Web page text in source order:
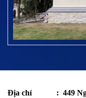
Địa chỉ
: 449